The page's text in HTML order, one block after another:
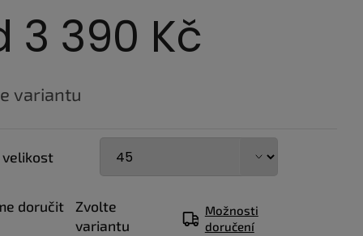
3 390 Kč
variantu
doručit
Zvolte
variantu
Možnosti
doručení